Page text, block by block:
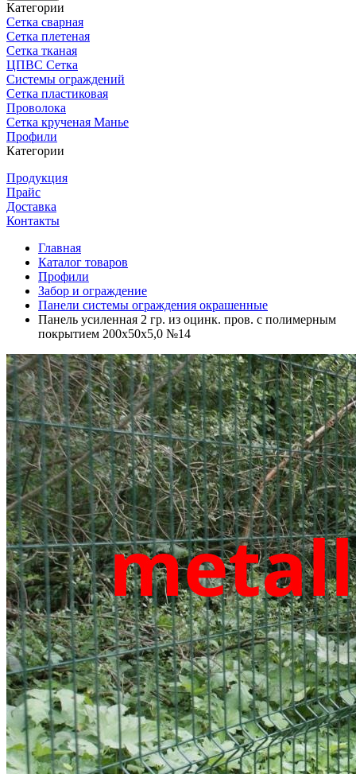
Категории
Сетка сварная
Сетка плетеная
Сетка тканая
ЦПВС Сетка
Системы ограждений
Сетка пластиковая
Проволока
Сетка крученая Манье
Профили
Категории
Продукция
Прайс
Доставка
Контакты
Главная
Каталог товаров
Профили
Забор и ограждение
Панели системы ограждения окрашенные
Панель усиленная 2 гр. из оцинк. пров. с полимерным
покрытием 200х50х5,0 №14